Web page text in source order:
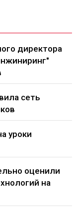
директора
сеть
уроки
оценили
на